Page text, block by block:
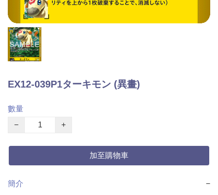
EX12-039P1ターキモン (異畫)
數量
−
+
加至購物車
簡介 −